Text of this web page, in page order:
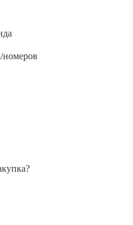
номеров